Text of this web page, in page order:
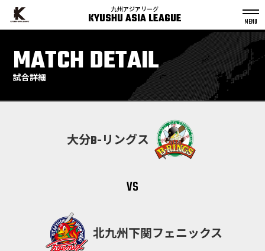
九州アジアリーグ
KYUSHU ASIA LEAGUE
MATCH DETAIL
試合詳細
大分B-リングス
vs
北九州下関フェニックス